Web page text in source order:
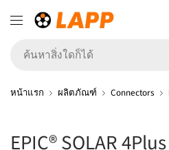
หน้าแรก ผลิตภัณฑ์ Connectors
EPIC® SOLAR